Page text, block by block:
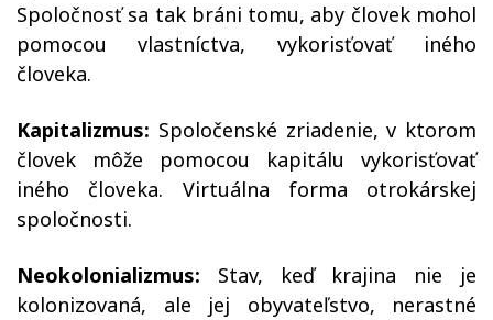
Spoločnosť sa tak bráni tomu, aby človek mohol
pomocou vlastníctva, vykorisťovať iného
človeka.
Kapitalizmus: Spoločenské zriadenie, v ktorom
človek môže pomocou kapitálu vykorisťovať
iného človeka. Virtuálna forma otrokárskej
spoločnosti.
Neokolonializmus: Stav, keď krajina nie je
kolonizovaná, ale jej obyvateľstvo, nerastné